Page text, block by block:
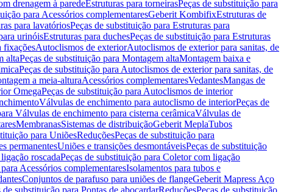
drenagem à paredeEstruturas para torneirasPeças de substituição para
para Acessórios complementaresGeberit KombifixEstruturas de
para lavatóriosPeças de substituição para Estruturas para
urinóisEstruturas para duchesPeças de substituição para Estruturas
fixaçõesAutoclismos de exteriorAutoclismos de exterior para sanitas, de
altaPeças de substituição para Montagem altaMontagem baixa e
Peças de substituição para Autoclismos de exterior para sanitas, de
a meia-alturaAcessórios complementaresVedantesMangas de
OmegaPeças de substituição para Autoclismos de interior
Válvulas de enchimento para autoclismo de interiorPeças de
Válvulas de enchimento para cisterna cerâmicaVálvulas de
MembranasSistemas de distribuiçãoGeberit MeplaTubos
para UniõesReduçõesPeças de substituição para
permanentesUniões e transições desmontáveisPeças de substituição
roscadaPeças de substituição para Coletor com ligação
Acessórios complementaresIsolamentos para tubos e
Conjuntos de parafuso para uniões de flangeGeberit Mapress Aço
de substituição para Pontas de abocardarReduçõesPeças de substituição